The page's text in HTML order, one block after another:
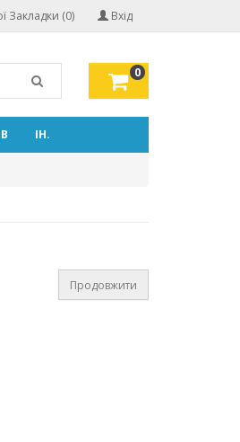
Вхід
Закладки (0)
0
ІН.
Продовжити